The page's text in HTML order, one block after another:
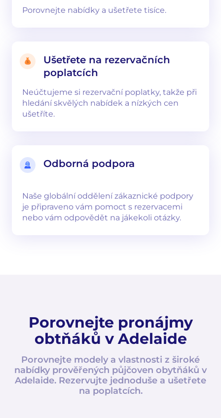
Porovnejte nabídky a ušetřete tisíce.
Ušetřete na rezervačních
poplatcích
Neúčtujeme si rezervační poplatky, takže při
hledání skvělých nabídek a nízkých cen
ušetříte.
Odborná podpora
Naše globální oddělení zákaznické podpory
je připraveno vám pomoct s rezervacemi
nebo vám odpovědět na jákekoli otázky.
Porovnejte pronájmy
obtňáků v Adelaide
Porovnejte modely a vlastnosti z široké
nabídky prověřených půjčoven obytňáků v
Adelaide. Rezervujte jednoduše a ušetřete
na poplatcích.